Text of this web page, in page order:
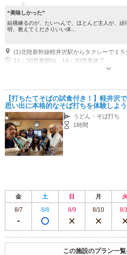
“美味しかった”
結構練るのが、たいへんで、ほとんど主人が、
明、教えてくださりいい体...
11：30営業開始 14：30営業終了
【打ちたてそばの試食付き！】軽井沢
思い出に本格的なそば打ちを体験しよう
うどん・そば打ち
1時間
金 土 日 月 火
8/7
8/8 8/9 8/10 8/
この施設のプラン一覧